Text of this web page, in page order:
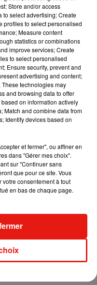
à la vie de chatelain
clip
le remix de « Love
Store and/or access
to select advertising; Create
profiles to select personalised
Measure content
statistics or combinations
improve services; Create
to select personalised
Ensure security, prevent and
advertising and content;
technologies may
and browsing data to offer
on information actively
Match and combine data from
Identify devices based on
et fermer", ou affiner en
dans "Gérer mes choix".
sur "Continuer sans
que pour ce site. Vous
votre consentement à tout
en bas de chaque page.